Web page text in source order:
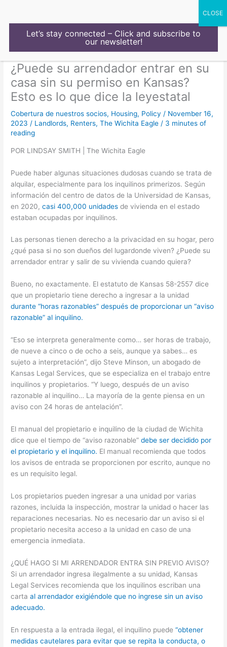
¿Puede su arrendador entrar en su
casa sin su permiso en Kansas?
Esto es lo que dice la leyestatal
Cobertura de nuestros socios, Housing, Policy / November 16,
2023 / Landlords, Renters,The Wichita Eagle / 3 minutes of
reading
POR LINDSAY SMITH | The Wichita Eagle
Puede haber algunas situaciones dudosas cuando se trata de
alquilar, especialmente para los inquilinos primerizos. Según
información del centro de datos de la Universidad de Kansas,
en 2020,casi 400,000 unidades de vivienda en el estado
estaban ocupadas por inquilinos.
Las personas tienen derecho a la privacidad en su hogar, pero
¿qué pasa si no son dueños del lugardonde viven? ¿Puede su
arrendador entrar y salir de su vivienda cuando quiera?
Bueno, no exactamente. El estatuto de Kansas 58-2557 dice
que un propietario tiene derecho a ingresar a la unidad
durante “horas razonables” después de proporcionar un “aviso
razonable” al inquilino.
“Eso se interpreta generalmente como… ser horas de trabajo,
de nueve a cinco o de ocho a seis, aunque ya sabes… es
sujeto a interpretación”, dijo Steve Minson, un abogado de
Kansas Legal Services, que se especializa en el trabajo entre
inquilinos y propietarios. “Y luego, después de un aviso
razonable al inquilino… La mayoría de la gente piensa en un
aviso con 24 horas de antelación”.
El manual del propietario e inquilino de la ciudad de Wichita
dice que el tiempo de “aviso razonable”debe ser decidido por
el propietario y el inquilino. El manual recomienda que todos
los avisos de entrada se proporcionen por escrito, aunque no
es un requisito legal.
Los propietarios pueden ingresar a una unidad por varias
razones, incluida la inspección, mostrar la unidad o hacer las
reparaciones necesarias. No es necesario dar un aviso si el
propietario necesita acceso a la unidad en caso de una
emergencia inmediata.
¿QUÉ HAGO SI MI ARRENDADOR ENTRA SIN PREVIO AVISO?
Si un arrendador ingresa ilegalmente a su unidad, Kansas
Legal Services recomienda que los inquilinos escriban una
cartaal arrendador exigiéndole que no ingrese sin un aviso
adecuado.
En respuesta a la entrada ilegal, el inquilino puede “obtener
medidas cautelares para evitar que se repita la conducta, o
Let’s stay connected – Click and subscribe to
our newsletter!